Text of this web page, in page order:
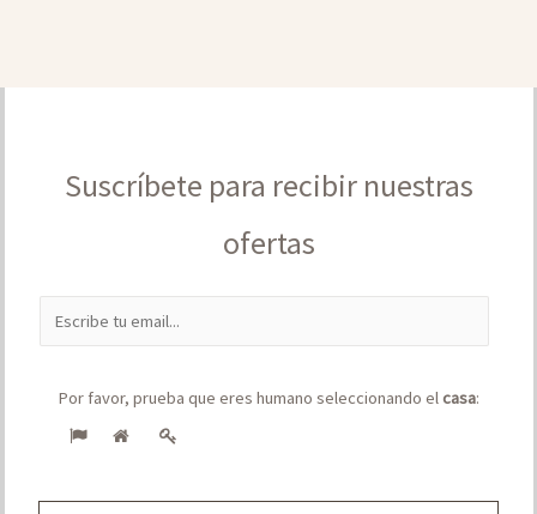
Suscríbete para recibir nuestras
ofertas
m
Por favor, prueba que eres humano seleccionando elcasa: